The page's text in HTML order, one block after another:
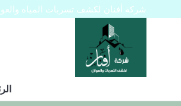
شركة أفنان لكشف تسربات المياه والعوازل